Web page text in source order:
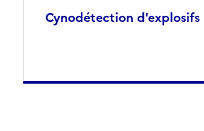
Cynodétection d'explosifs